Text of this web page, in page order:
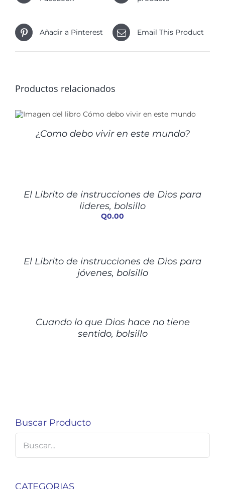
Añadir a Pinterest Email This Product
Productos relacionados
¿Como debo vivir en este mundo?
DETALLES
El Librito de instrucciones de Dios para
lideres, bolsillo
Q0.00
El Librito de instrucciones de Dios para
jóvenes, bolsillo
Cuando lo que Dios hace no tiene
sentido, bolsillo
Buscar Producto
CATEGORIAS